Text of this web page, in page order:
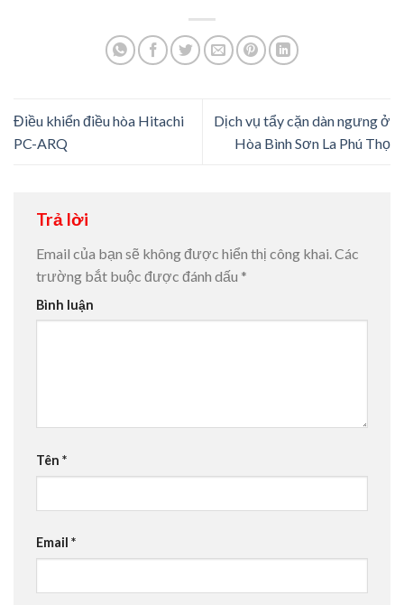
Điều khiển điều hòa Hitachi
PC-ARQ
Dịch vụ tẩy cặn dàn ngưng ở
Hòa Bình Sơn La Phú Thọ
Trả lời
Email của bạn sẽ không được hiển thị công khai. Các
trường bắt buộc được đánh dấu *
Bình luận
Tên *
Email *